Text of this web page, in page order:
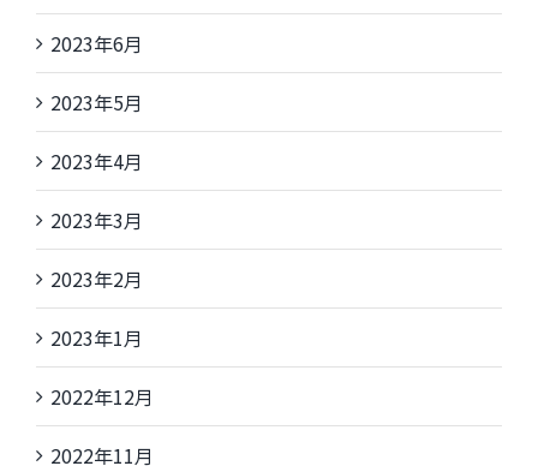
2023年6月
2023年5月
2023年4月
2023年3月
2023年2月
2023年1月
2022年12月
2022年11月